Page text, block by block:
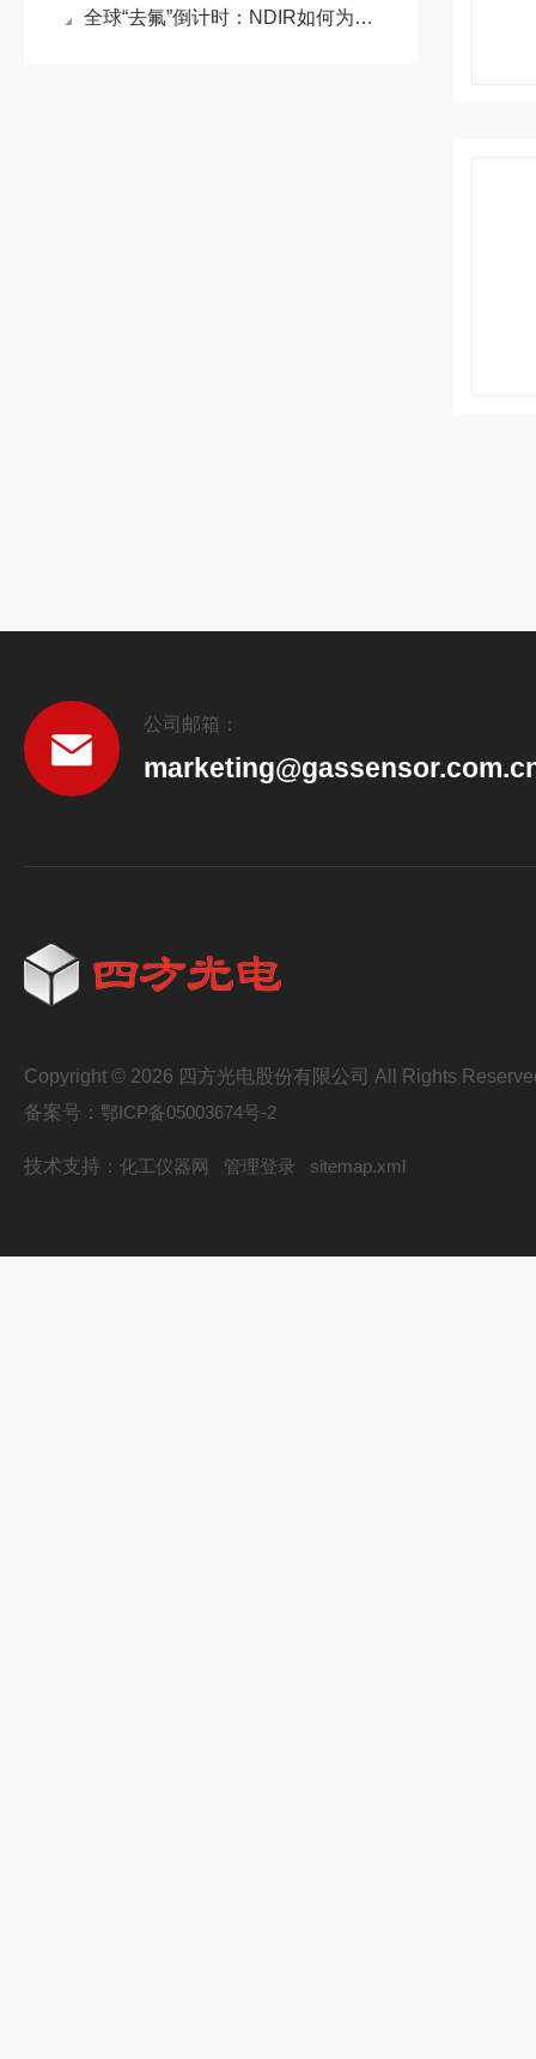
全球“去氟”倒计时：NDIR如何为R290制冷设备牢筑核心安全防线？
公司邮箱：
Copyright © 2026 四方光电股份有限公司 All Rights
备案号： 鄂ICP备05003674号-2
技术支持： 化工仪器网 管理登录 sitemap.xml